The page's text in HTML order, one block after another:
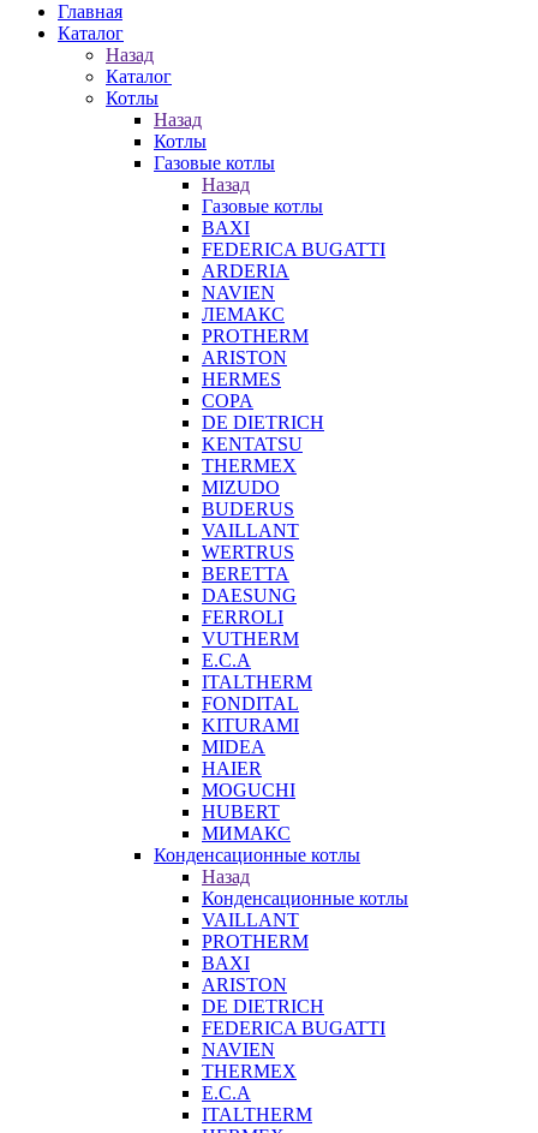
Главная
Каталог
Назад
Каталог
Котлы
Назад
Котлы
Газовые котлы
Назад
Газовые котлы
BAXI
FEDERICA BUGATTI
ARDERIA
NAVIEN
ЛЕМАКС
PROTHERM
ARISTON
HERMES
COPA
DE DIETRICH
KENTATSU
THERMEX
MIZUDO
BUDERUS
VAILLANT
WERTRUS
BERETTA
DAESUNG
FERROLI
VUTHERM
E.C.A
ITALTHERM
FONDITAL
KITURAMI
MIDEA
HAIER
MOGUCHI
HUBERT
МИМАКС
Конденсационные котлы
Назад
Конденсационные котлы
VAILLANT
PROTHERM
BAXI
ARISTON
DE DIETRICH
FEDERICA BUGATTI
NAVIEN
THERMEX
E.C.A
ITALTHERM